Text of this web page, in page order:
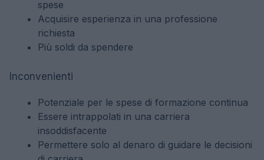
spese
Acquisire esperienza in una professione
richiesta
Più soldi da spendere
Inconvenienti
Potenziale per le spese di formazione continua
Essere intrappolati in una carriera
insoddisfacente
Permettere solo al denaro di guidare le decisioni